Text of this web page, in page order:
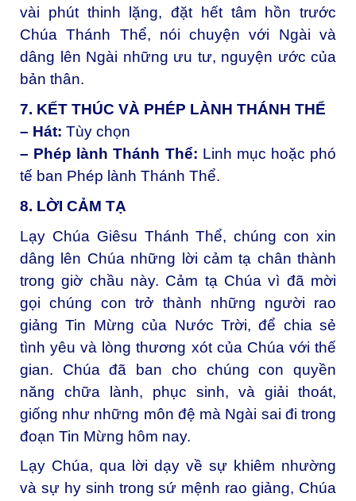
vài phút thinh lặng, đặt hết tâm hồn trước
Chúa Thánh Thể, nói chuyện với Ngài và
dâng lên Ngài những ưu tư, nguyện ước của
bản thân.
7. KẾT THÚC VÀ PHÉP LÀNH THÁNH THỂ
– Hát: Tùy chọn
– Phép lành Thánh Thể: Linh mục hoặc phó
tế ban Phép lành Thánh Thể.
8. LỜI CẢM TẠ
Lạy Chúa Giêsu Thánh Thể, chúng con xin
dâng lên Chúa những lời cảm tạ chân thành
trong giờ chầu này. Cảm tạ Chúa vì đã mời
gọi chúng con trở thành những người rao
giảng Tin Mừng của Nước Trời, để chia sẻ
tình yêu và lòng thương xót của Chúa với thế
gian. Chúa đã ban cho chúng con quyền
năng chữa lành, phục sinh, và giải thoát,
giống như những môn đệ mà Ngài sai đi trong
đoạn Tin Mừng hôm nay.
Lạy Chúa, qua lời dạy về sự khiêm nhường
và sự hy sinh trong sứ mệnh rao giảng, Chúa